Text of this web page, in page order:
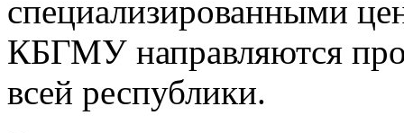
специализированными
КБГМУ направляются
всей республики.